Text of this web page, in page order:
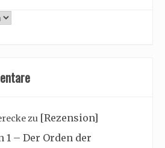
zu [Rezension]
1 – Der Orden der